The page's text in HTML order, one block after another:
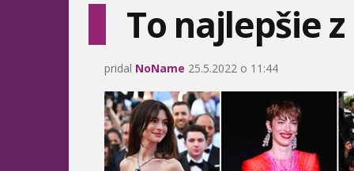
To najlepšie
pridal NoName 25.5.2022 o 11:44